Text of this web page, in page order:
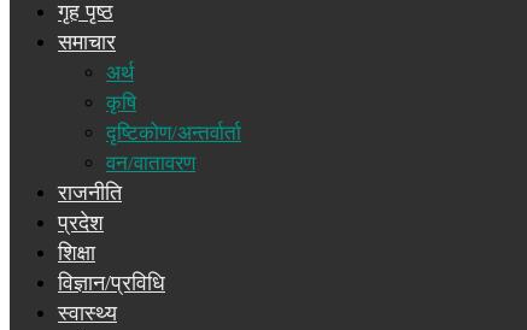
गृह पृष्ठ
समाचार
अर्थ
कृषि
दृष्टिकोण/अन्तर्वार्ता
वन/वातावरण
राजनीति
प्रदेश
शिक्षा
विज्ञान/प्रविधि
स्वास्थ्य